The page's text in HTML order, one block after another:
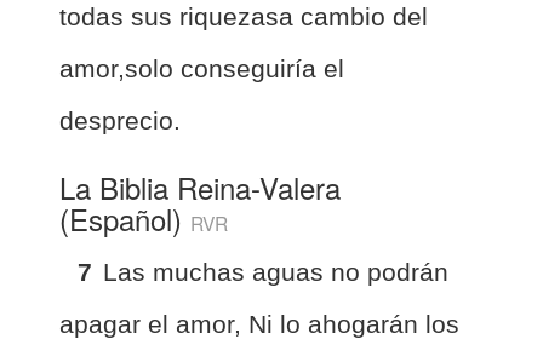
todas sus riquezasa cambio del
amor,solo conseguiría el
desprecio.
La Biblia Reina-Valera
(Español) RVR
7 Las muchas aguas no podrán
apagar el amor, Ni lo ahogarán los